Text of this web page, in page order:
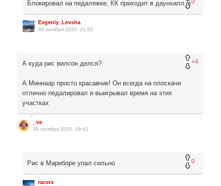
0
Блокировал на педаляжке, КК приходит в даунхилл ))
Evgeniy_Levsha
30 октября 2020, 21:02
+4
А куда рис вилсон делся?
А Миннаар просто красавчик! Он всегда на плоскаче
отлично педалировал и выигрывал время на этих
участках
_va
30 октября 2020, 19:41
0
Рис в Мариборе упал сильно
racerx